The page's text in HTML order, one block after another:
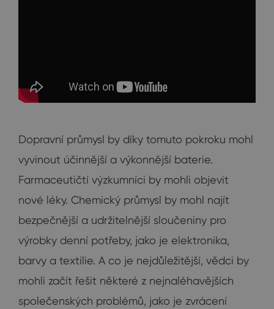
Dopravní průmysl by díky tomuto pokroku mohl
vyvinout účinnější a výkonnější baterie.
Farmaceutičtí výzkumníci by mohli objevit
nové léky. Chemický průmysl by mohl najít
bezpečnější a udržitelnější sloučeniny pro
výrobky denní potřeby, jako je elektronika,
barvy a textilie. A co je nejdůležitější, vědci by
mohli začít řešit některé z nejnaléhavějších
společenských problémů, jako je zvrácení